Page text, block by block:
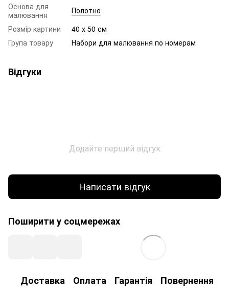
Основа для
малювання
Полотно
Розмір картини
40 х 50 см
Група товару
Набори для малювання по номерам
Відгуки
Додайте перший відгук
Написати відгук
Поширити у соцмережах
Доставка Оплата Гарантія Повернення